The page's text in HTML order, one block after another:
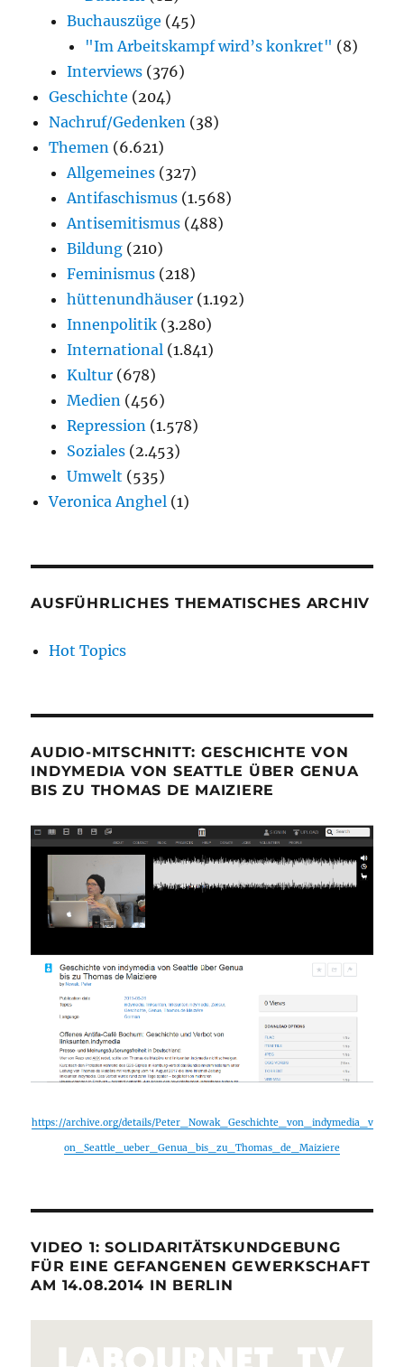
Buchauszüge (45)
"Im Arbeitskampf wird’s konkret" (8)
Interviews (376)
Geschichte (204)
Nachruf/Gedenken (38)
Themen (6.621)
Allgemeines (327)
Antifaschismus (1.568)
Antisemitismus (488)
Bildung (210)
Feminismus (218)
hüttenundhäuser (1.192)
Innenpolitik (3.280)
International (1.841)
Kultur (678)
Medien (456)
Repression (1.578)
Soziales (2.453)
Umwelt (535)
Veronica Anghel (1)
AUSFÜHRLICHES THEMATISCHES ARCHIV
Hot Topics
AUDIO-MITSCHNITT: GESCHICHTE VON
INDYMEDIA VON SEATTLE ÜBER GENUA
BIS ZU THOMAS DE MAIZIERE
https://archive.org/details/Peter_Nowak_Geschichte_von_indymedia_v
on_Seattle_ueber_Genua_bis_zu_Thomas_de_Maiziere
VIDEO 1: SOLIDARITÄTSKUNDGEBUNG
FÜR EINE GEFANGENEN GEWERKSCHAFT
AM 14.08.2014 IN BERLIN